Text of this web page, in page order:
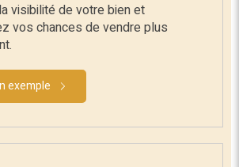
visibilité de votre bien et
vos chances de vendre plus
exemple